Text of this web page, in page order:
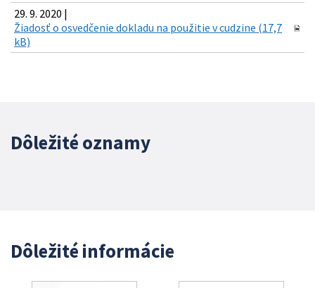
29. 9. 2020 |
Žiadosť o osvedčenie dokladu na použitie v cudzine (17,7
kB)
Dôležité oznamy
Dôležité informácie